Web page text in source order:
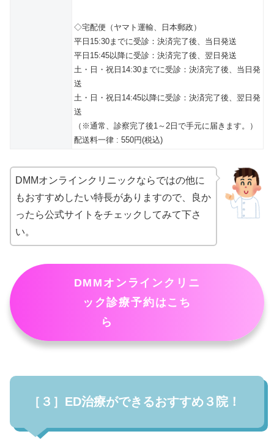
◇宅配便（ヤマト運輸、日本郵政）
平日15:30までに受診：決済完了後、当日発送
平日15:45以降に受診：決済完了後、翌日発送
土・日・祝日14:30までに受診：決済完了後、当日発
送
土・日・祝日14:45以降に受診：決済完了後、翌日発
送
（※通常、診察完了後1～2日で手元に届きます。）
配送料一律 : 550円(税込)
DMMオンラインクリニックならではの他に
もおすすめしたい特長がありますので、良か
ったら公式サイトをチェックしてみて下さ
い。
DMMオンラインクリニ
ック診療予約はこち
ら
［３］ED治療ができるおすすめ３院！